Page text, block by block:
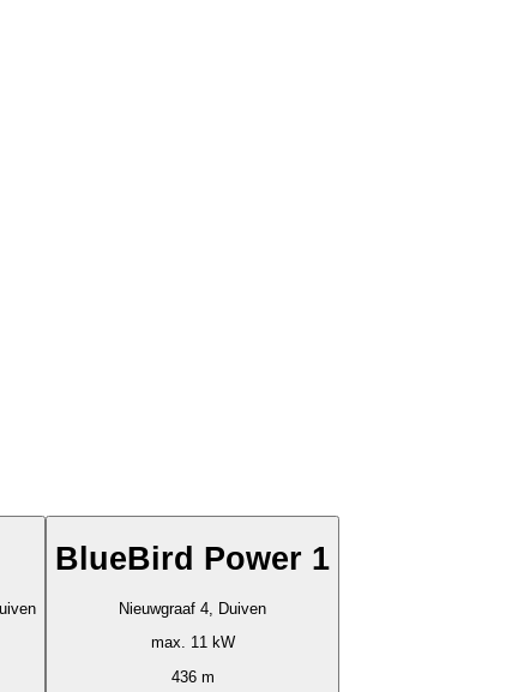
BlueBird Power 1
Nieuwgraaf 4, Duiven
max. 11 kW
436 m